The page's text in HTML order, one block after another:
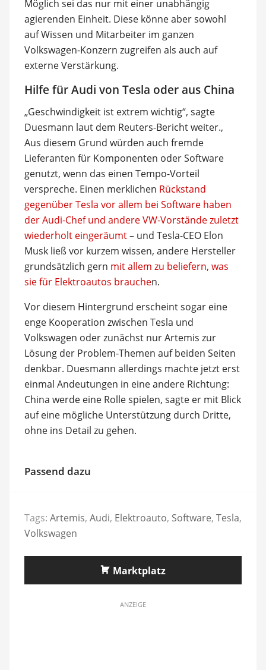
Möglich sei das nur mit einer unabhängig
agierenden Einheit. Diese könne aber sowohl
auf Wissen und Mitarbeiter im ganzen
Volkswagen-Konzern zugreifen als auch auf
externe Verstärkung.
Hilfe für Audi von Tesla oder aus China
„Geschwindigkeit ist extrem wichtig“, sagte
Duesmann laut dem Reuters-Bericht weiter.,
Aus diesem Grund würden auch fremde
Lieferanten für Komponenten oder Software
genutzt, wenn das einen Tempo-Vorteil
verspreche. Einen merklichen Rückstand
gegenüber Tesla vor allem bei Software haben
der Audi-Chef und andere VW-Vorstände zuletzt
wiederholt eingeräumt– und Tesla-CEO Elon
Musk ließ vor kurzem wissen, andere Hersteller
grundsätzlich gern mit allem zu beliefern, was
sie für Elektroautos brauchen.
Vor diesem Hintergrund erscheint sogar eine
enge Kooperation zwischen Tesla und
Volkswagen oder zunächst nur Artemis zur
Lösung der Problem-Themen auf beiden Seiten
denkbar. Duesmann allerdings machte jetzt erst
einmal Andeutungen in eine andere Richtung:
China werde eine Rolle spielen, sagte er mit Blick
auf eine mögliche Unterstützung durch Dritte,
ohne ins Detail zu gehen.
Passend dazu
Tags: Artemis, Audi, Elektroauto, Software, Tesla,
Volkswagen
Marktplatz
ANZEIGE